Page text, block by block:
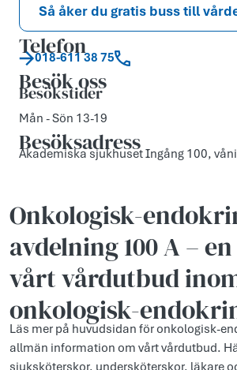
Så åker du gratis buss till
Telefon
018-611 38 75
Besök oss
Besökstider
Mån - Sön 13-19
Besöksadress
Akademiska sjukhuset Ingång 100,
Onkologisk-
avdelning 100 A –
vårt vårdutbud
onkologisk-
Läs mer på huvudsidan för onkologisk-
allmän information om vårt vårdutbud.
sjuksköterskor, undersköterskor, läkare